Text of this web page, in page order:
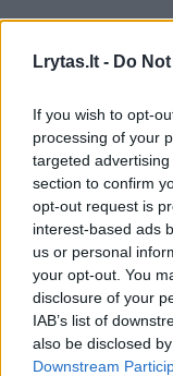
Lrytas.lt - Do
If you wish to opt-
processing of your
targeted
section to confirm
opt-out request is
interest-based ads
us or personal
your opt-out. You
disclosure of your
IAB’s list of
also be disclosed
Downstream
Bilietai į šias
galima įsigyti
rinktinės
ekipomis bei
Taip pat
pasaulio
rugpjūčio 31
Hercegovinos